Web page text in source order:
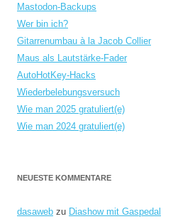
Mastodon-Backups
Wer bin ich?
Gitarrenumbau à la Jacob Collier
Maus als Lautstärke-Fader
AutoHotKey-Hacks
Wiederbelebungsversuch
Wie man 2025 gratuliert(e)
Wie man 2024 gratuliert(e)
NEUESTE KOMMENTARE
dasaweb zu Diashow mit Gaspedal